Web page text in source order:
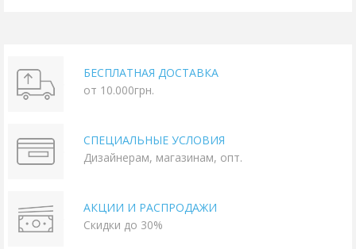
БЕСПЛАТНАЯ ДОСТАВКА
от 10.000грн.
СПЕЦИАЛЬНЫЕ УСЛОВИЯ
Дизайнерам, магазинам, опт.
АКЦИИ И РАСПРОДАЖИ
Скидки до 30%